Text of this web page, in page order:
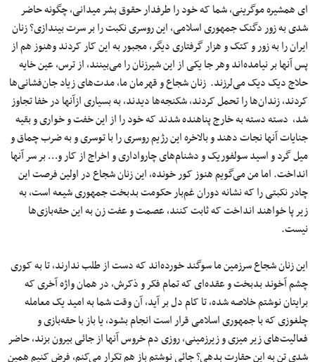
ای همشیره موگرینی، شما که خود را طرفدار حقوق بشر میدانی، چگونه حاضر
شدی به زور دگنک جمهوری اسلامی، این روسری نکبت را بر سرت بیندازی؟ زنان
ایران را به زور و کتک و هزار گرفتاری دیگر، مجبور به این کار کردند وهنوز هم از
پس آنها بر نیامده‌اند وهر جا یکی از این شیرزنان را می‌بینند، از ترس، عین خایه
حلاج دیک دیک می‌لرزند. زنان شجاع و قهرمان ما، مدت‌های زیاد جان‌فشانی‌ها
کردند، زندان‌ها را تحمل کردند، شکنجه‌ها دیدند، به بسیاری ازآنها در خفا تجاوز
شد، دسته دسته به خارج پناهنده شدند که خود را از این خفت و خواری و بقیه
جنایات آنها نجات دهند و بالاخره این رژیم روسری را با توسری و به ضرب چماق و
میل گرد و اسید سولفوریک و دشنام‌های چارواداری و اخراج از کار و… بر سر آنها
انداخت. اما من می‌گویم هنوز کور خونده، این زنان شجاع در اولین فرصت این
چادر نکبتی را که نشانه دوران غم‌بار حکومت بدبخت جمهوری شیعه است، به
زیر پا خواهند انداخت که ثابت کنند، عصمت و عفت زن به این حقه‌بازی‌ها
نیست.
این زنان شجاع سرزمین ما سوگند خورده‌اند که دست از طلب ندارند، تا به کوری
چشم آخوند بدبخت و عقده‌ای که تمام فکر و ذکرش، در همان واژه آخری که
برایتان نوشتم خلاصه شده، تا کام دل بر آید، آن وقت شما به امید یک معامله
چلغوزی که با جمهوری اسلامی قرار است انجام بشود، یا باز با حقه‌بازی و
فعالیت‌های زیر میزی و زیرزمینی، روزی دم خروس آنها از جائی بیرون بزند، حاضر
شدی تن به این حقارت بدهی؟ جائی نوشتم باز هم تکرار می‌کنم، فرض کنیم همین